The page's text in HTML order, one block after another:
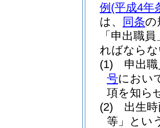
例 (平成4年
は、
同条の
「申出職
ればなら
(1)
申出
号におい
項を知ら
(2)
出生
等」とい